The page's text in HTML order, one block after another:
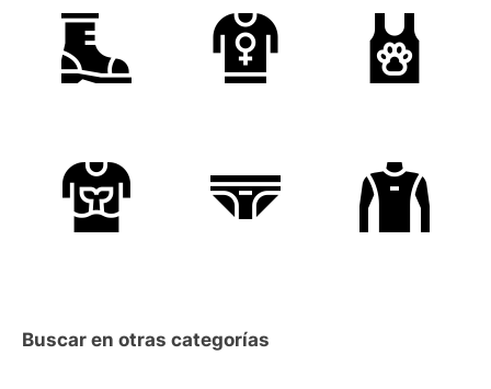
Buscar en otras categorías